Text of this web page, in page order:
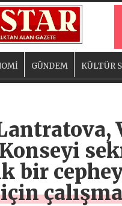
GÜNDEM KÜLTÜR
bir